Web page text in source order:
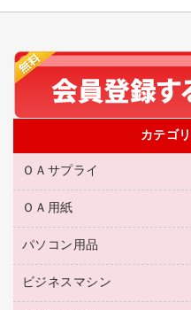
カテゴ
ＯＡサプライ
互換インクカートリッジ
リサイクルトナー（プー
リサイクルインクカート
ＯＡ用紙
名刺用紙
ワープロ用紙
パソコン用品
パソコン周辺機器
ビジネスマシン